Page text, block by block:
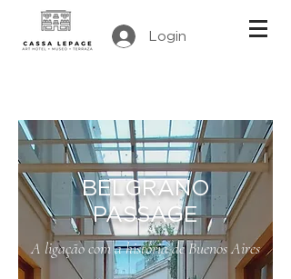
Login
BELGRANO
PASSAGE
A ligação com a história de Buenos Aires